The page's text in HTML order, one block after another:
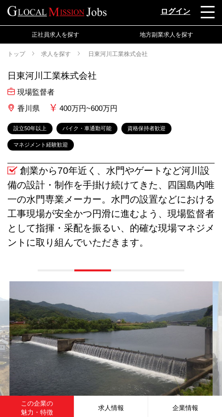
ログイン
正社員求人を探す 地方副業求人を探す
トップ 求人を探す 日東河川工業株式会社
日東河川工業株式会社
現場監督者
香川県
400万円~600万円
設立50年以上 バイク・車通勤可能 資格保持者歓迎
マネジメント経験歓迎
創業から70年近く、水門やゲートなど河川設
備の設計・制作を手掛け続けてきた、四国島内唯
一の水門専業メーカー。水門の設置などにおける
工事現場が安全かつ円滑に進むよう、現場監督者
として指揮・采配を振るい、的確な現場マネジメ
ントに取り組んでいただきます。
この企業の
魅力・特徴
求人情報 企業情報